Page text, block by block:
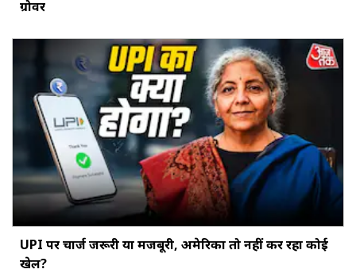
ग्रोवर
UPI पर चार्ज जरूरी या मजबूरी, अमेरिका तो नहीं कर रहा कोई
खेल?